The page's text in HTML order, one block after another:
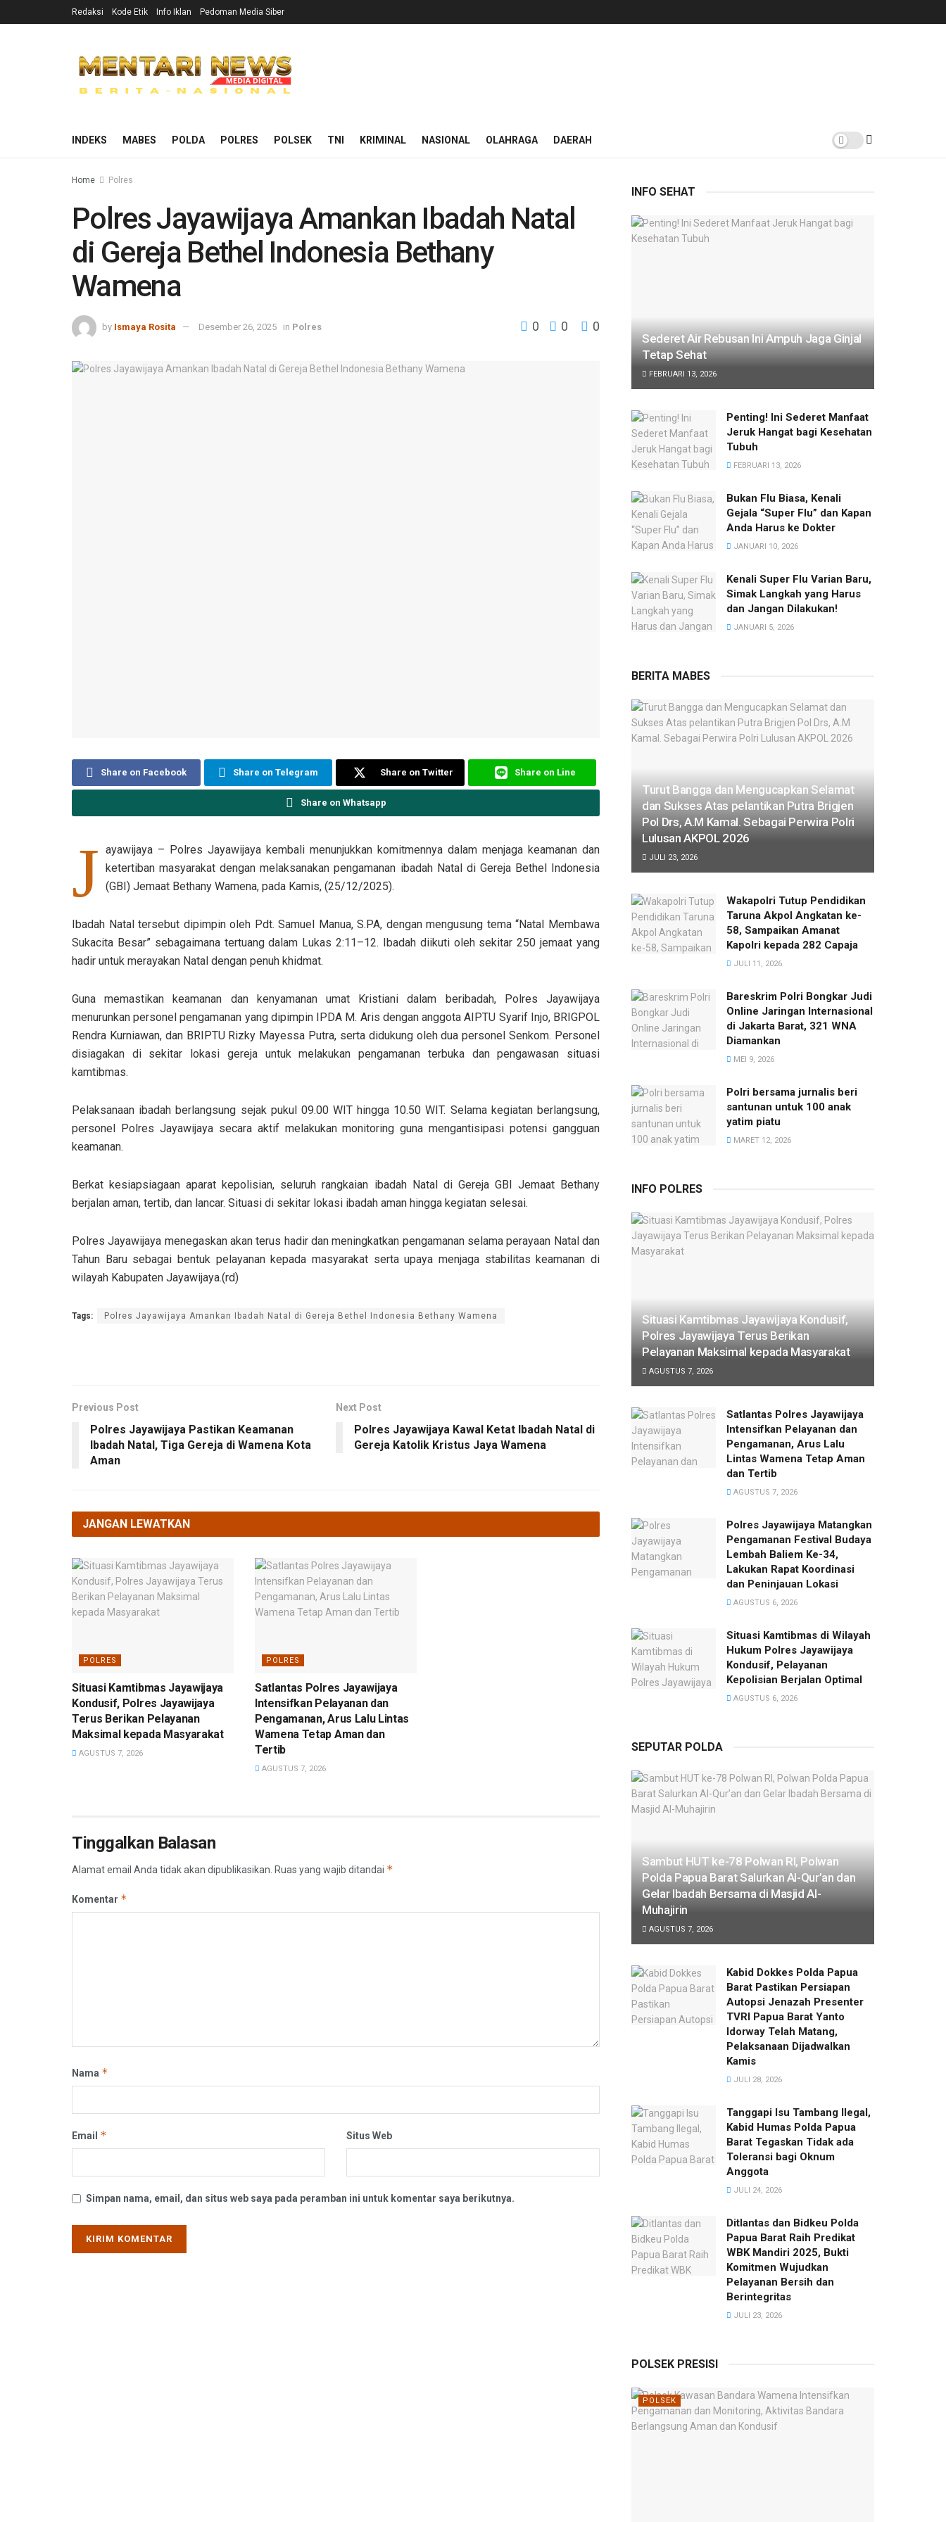
Redaksi Kode Etik Info Iklan Pedoman Media Siber
INDEKS MABES POLDA POLRES POLSEK TNI KRIMINAL NASIONAL OLAHRAGA DAERAH
Home Polres
Polres Jayawijaya Amankan Ibadah Natal
di Gereja Bethel Indonesia Bethany
Wamena
by Ismaya Rosita Desember 26, 2025 in Polres 0 0 0
Share on Facebook Share on Telegram Share on Twitter Share on Line
Share on Whatsapp
J ayawijaya – Polres Jayawijaya kembali menunjukkan komitmennya dalam menjaga keamanan dan
ketertiban masyarakat dengan melaksanakan pengamanan ibadah Natal di Gereja Bethel Indonesia
(GBI) Jemaat Bethany Wamena, pada Kamis, (25/12/2025).
Ibadah Natal tersebut dipimpin oleh Pdt. Samuel Manua, S.PA, dengan mengusung tema “Natal Membawa
Sukacita Besar” sebagaimana tertuang dalam Lukas 2:11–12. Ibadah diikuti oleh sekitar 250 jemaat yang
hadir untuk merayakan Natal dengan penuh khidmat.
Guna memastikan keamanan dan kenyamanan umat Kristiani dalam beribadah, Polres Jayawijaya
menurunkan personel pengamanan yang dipimpin IPDA M. Aris dengan anggota AIPTU Syarif Injo, BRIGPOL
Rendra Kurniawan, dan BRIPTU Rizky Mayessa Putra, serta didukung oleh dua personel Senkom. Personel
disiagakan di sekitar lokasi gereja untuk melakukan pengamanan terbuka dan pengawasan situasi
kamtibmas.
Pelaksanaan ibadah berlangsung sejak pukul 09.00 WIT hingga 10.50 WIT. Selama kegiatan berlangsung,
personel Polres Jayawijaya secara aktif melakukan monitoring guna mengantisipasi potensi gangguan
keamanan.
Berkat kesiapsiagaan aparat kepolisian, seluruh rangkaian ibadah Natal di Gereja GBI Jemaat Bethany
berjalan aman, tertib, dan lancar. Situasi di sekitar lokasi ibadah aman hingga kegiatan selesai.
Polres Jayawijaya menegaskan akan terus hadir dan meningkatkan pengamanan selama perayaan Natal dan
Tahun Baru sebagai bentuk pelayanan kepada masyarakat serta upaya menjaga stabilitas keamanan di
wilayah Kabupaten Jayawijaya.(rd)
Tags: Polres Jayawijaya Amankan Ibadah Natal di Gereja Bethel Indonesia Bethany Wamena
Previous Post
Polres Jayawijaya Pastikan Keamanan
Ibadah Natal, Tiga Gereja di Wamena Kota
Aman
Next Post
Polres Jayawijaya Kawal Ketat Ibadah Natal di
Gereja Katolik Kristus Jaya Wamena
JANGAN LEWATKAN
POLRES
Situasi Kamtibmas Jayawijaya
Kondusif, Polres Jayawijaya
Terus Berikan Pelayanan
Maksimal kepada Masyarakat
AGUSTUS 7, 2026
POLRES
Satlantas Polres Jayawijaya
Intensifkan Pelayanan dan
Pengamanan, Arus Lalu Lintas
Wamena Tetap Aman dan
Tertib
AGUSTUS 7, 2026
Tinggalkan Balasan
Alamat email Anda tidak akan dipublikasikan. Ruas yang wajib ditandai *
Komentar *
Nama *
Email * Situs Web
Simpan nama, email, dan situs web saya pada peramban ini untuk komentar saya berikutnya.
INFO SEHAT
Sederet Air Rebusan Ini Ampuh Jaga Ginjal
Tetap Sehat
FEBRUARI 13, 2026
Penting! Ini Sederet Manfaat
Jeruk Hangat bagi Kesehatan
Tubuh
FEBRUARI 13, 2026
Bukan Flu Biasa, Kenali
Gejala “Super Flu” dan Kapan
Anda Harus ke Dokter
JANUARI 10, 2026
Kenali Super Flu Varian Baru,
Simak Langkah yang Harus
dan Jangan Dilakukan!
JANUARI 5, 2026
BERITA MABES
Turut Bangga dan Mengucapkan Selamat
dan Sukses Atas pelantikan Putra Brigjen
Pol Drs, A.M Kamal. Sebagai Perwira Polri
Lulusan AKPOL 2026
JULI 23, 2026
Wakapolri Tutup Pendidikan
Taruna Akpol Angkatan ke-
58, Sampaikan Amanat
Kapolri kepada 282 Capaja
JULI 11, 2026
Bareskrim Polri Bongkar Judi
Online Jaringan Internasional
di Jakarta Barat, 321 WNA
Diamankan
MEI 9, 2026
Polri bersama jurnalis beri
santunan untuk 100 anak
yatim piatu
MARET 12, 2026
INFO POLRES
Situasi Kamtibmas Jayawijaya Kondusif,
Polres Jayawijaya Terus Berikan
Pelayanan Maksimal kepada Masyarakat
AGUSTUS 7, 2026
Satlantas Polres Jayawijaya
Intensifkan Pelayanan dan
Pengamanan, Arus Lalu
Lintas Wamena Tetap Aman
dan Tertib
AGUSTUS 7, 2026
Polres Jayawijaya Matangkan
Pengamanan Festival Budaya
Lembah Baliem Ke-34,
Lakukan Rapat Koordinasi
dan Peninjauan Lokasi
AGUSTUS 6, 2026
Situasi Kamtibmas di Wilayah
Hukum Polres Jayawijaya
Kondusif, Pelayanan
Kepolisian Berjalan Optimal
AGUSTUS 6, 2026
SEPUTAR POLDA
Sambut HUT ke-78 Polwan RI, Polwan
Polda Papua Barat Salurkan Al-Qur’an dan
Gelar Ibadah Bersama di Masjid Al-
Muhajirin
AGUSTUS 7, 2026
Kabid Dokkes Polda Papua
Barat Pastikan Persiapan
Autopsi Jenazah Presenter
TVRI Papua Barat Yanto
Idorway Telah Matang,
Pelaksanaan Dijadwalkan
Kamis
JULI 28, 2026
Tanggapi Isu Tambang Ilegal,
Kabid Humas Polda Papua
Barat Tegaskan Tidak ada
Toleransi bagi Oknum
Anggota
JULI 24, 2026
Ditlantas dan Bidkeu Polda
Papua Barat Raih Predikat
WBK Mandiri 2025, Bukti
Komitmen Wujudkan
Pelayanan Bersih dan
Berintegritas
JULI 23, 2026
POLSEK PRESISI
POLSEK